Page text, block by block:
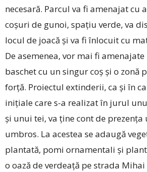
necesară. Parcul va fi amenajat cu
coșuri de gunoi, spațiu verde, va
locul de joacă și va fi înlocuit cu
De asemenea, vor mai fi
baschet cu un singur coș și o zonă
forță. Proiectul extinderii, ca și în
inițiale care s-a realizat în jurul
și unui tei, va ține cont de prezența
umbros. La acestea se adaugă
plantată, pomi ornamentali și
o oază de verdeață pe strada